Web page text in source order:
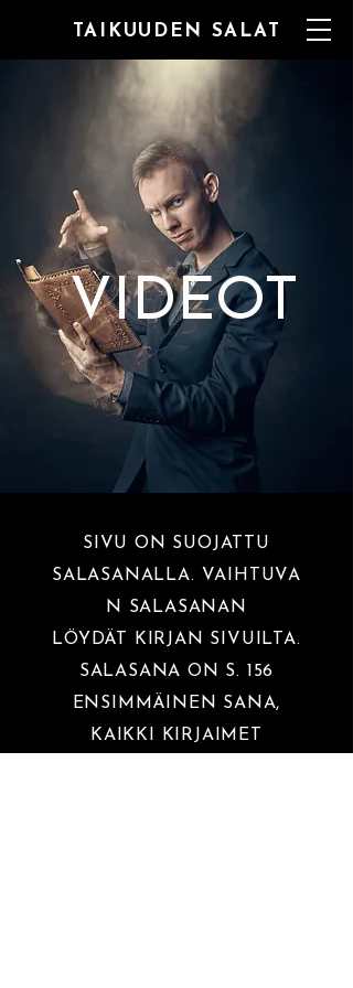
TAIKUUDEN SALAT
VIDEOT
SIVU ON SUOJATTU
SALASANALLA. VAIHTUVA
N SALASANAN
LÖYDÄT
KIRJAN SIVUILTA.
SALASANA ON S. 156
ENSIMMÄINEN SANA,
KAIKKI KIRJAIMET